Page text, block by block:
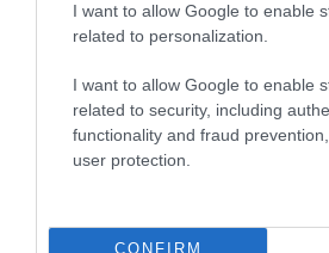
I want to allow Google to enable
related to personalization.
I want to allow Google to enable
related to security, including
functionality and fraud
user protection.
CONFIRM
Azzal jöttek, hogy